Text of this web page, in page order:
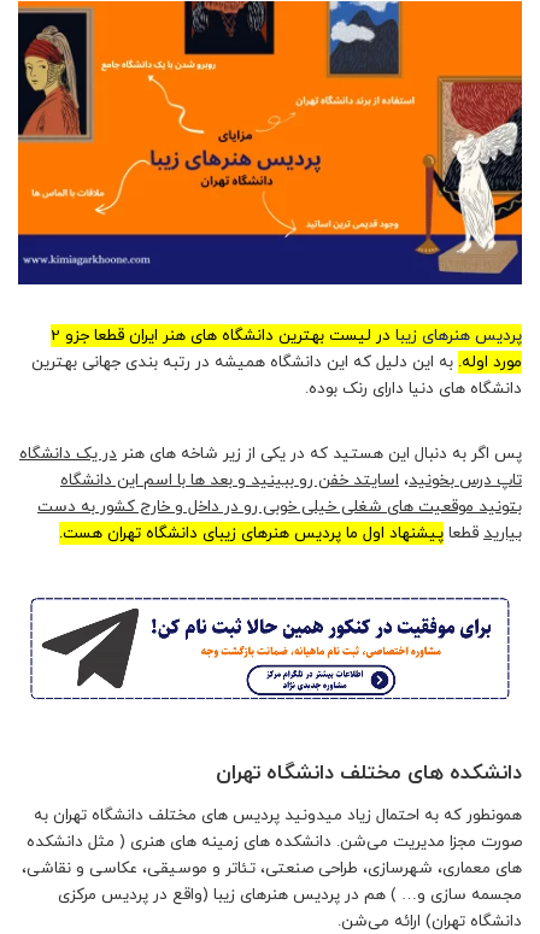
پردیس هنرهای زیبا
در لیست بهترین دانشگاه های هنر ایران قطعا جزو 2
مورد اوله. به این دلیل که این دانشگاه همیشه در رتبه بندی جهانی بهترین
دانشگاه های دنیا دارای رنک بوده.
پس اگر به دنبال این هستید که در یکی از زیر شاخه های هنر در یک دانشگاه
تاپ درس بخونید، اسایتد خفن رو ببینید و بعد ها با اسم این دانشگاه
بتونید موقعیت های شغلی خیلی خوبی رو در داخل و خارج کشور به دست
بیارید قطعا پیشنهاد اول ما پردیس هنرهای زیبای دانشگاه تهران هست.
دانشکده های مختلف دانشگاه تهران
همونطور که به احتمال زیاد میدونید پردیس های مختلف دانشگاه تهران به
صورت مجزا مدیریت می‌شن. دانشکده های زمینه های هنری ( مثل دانشکده
های معماری، شهرسازی، طراحی صنعتی، تئاتر و موسیقی، عکاسی و نقاشی،
مجسمه سازی و… ) هم در پردیس هنرهای زیبا (واقع در پردیس مرکزی
دانشگاه تهران) ارائه می‌شن.